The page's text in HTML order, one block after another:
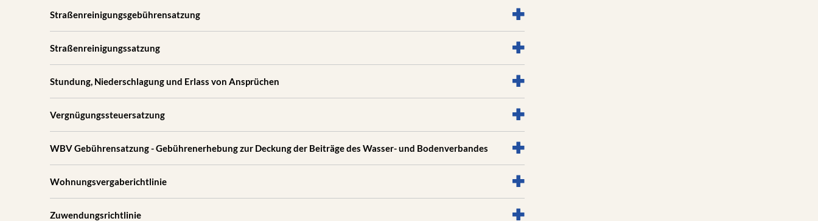
Straßenreinigungsgebührensatzung
Straßenreinigungssatzung
Stundung, Niederschlagung und Erlass von Ansprüchen
Vergnügungssteuersatzung
WBV Gebührensatzung - Gebührenerhebung zur Deckung der Beiträge des Wasser- und Bodenverbandes
Wohnungsvergaberichtlinie
Zuwendungsrichtlinie